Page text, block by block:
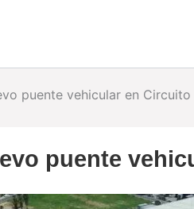
puente vehicular en
puente